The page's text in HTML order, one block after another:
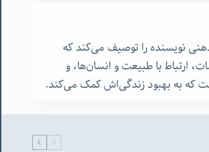
ذهنی نویسنده را توصیف می‌کند که
ارتباط با طبیعت و انسان‌ها، و
که به بهبود زندگی‌اش کمک می‌کند.